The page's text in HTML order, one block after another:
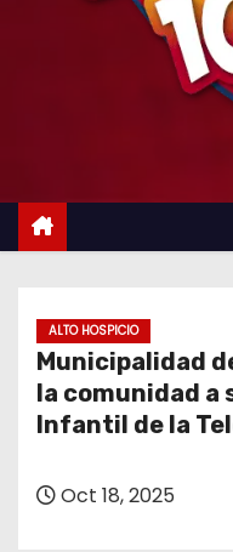
ALTO HOSPICIO
Municipalidad
la comunidad a
Infantil de la
Oct 18, 2025